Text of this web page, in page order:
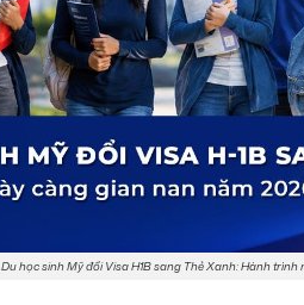
Du học sinh Mỹ đổi Visa H1B sang Thẻ Xanh: Hành